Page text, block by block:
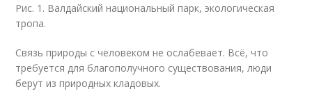
Рис. 1. Валдайский национальный парк, экологическая
тропа.
Связь природы с человеком не ослабевает. Всё, что
требуется для благополучного существования, люди
берут из природных кладовых.